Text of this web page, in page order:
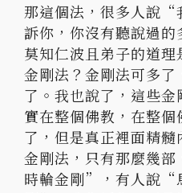
那這個法，很多人說
訴你， 你沒有聽說過的
莫知仁波且弟子的道理
金剛法？金剛法可多
了。 我也說了，這些
實在整個佛教， 在整個
了，但是真正裡面精髓
金剛法，只有那麼幾
時輪金剛”，有人說